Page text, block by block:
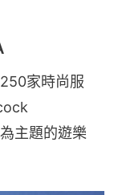
家時尚服
主題的遊樂